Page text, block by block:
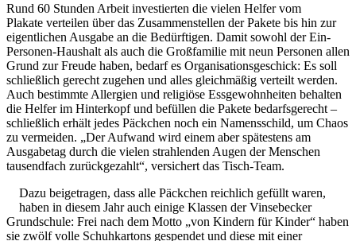
Rund 60 Stunden Arbeit investierten die vielen Helfer vom
Plakate verteilen über das Zusammenstellen der Pakete bis hin zur
eigentlichen Ausgabe an die Bedürftigen. Damit sowohl der Ein-
Personen-Haushalt als auch die Großfamilie mit neun Personen allen
Grund zur Freude haben, bedarf es Organisationsgeschick: Es soll
schließlich gerecht zugehen und alles gleichmäßig verteilt werden.
Auch bestimmte Allergien und religiöse Essgewohnheiten behalten
die Helfer im Hinterkopf und befüllen die Pakete bedarfsgerecht –
schließlich erhält jedes Päckchen noch ein Namensschild, um Chaos
zu vermeiden. „Der Aufwand wird einem aber spätestens am
Ausgabetag durch die vielen strahlenden Augen der Menschen
tausendfach zurückgezahlt“, versichert das Tisch-Team.
Dazu beigetragen, dass alle Päckchen reichlich gefüllt waren,
haben in diesem Jahr auch einige Klassen der Vinsebecker
Grundschule: Frei nach dem Motto „von Kindern für Kinder“ haben
sie zwölf volle Schuhkartons gespendet und diese mit einer